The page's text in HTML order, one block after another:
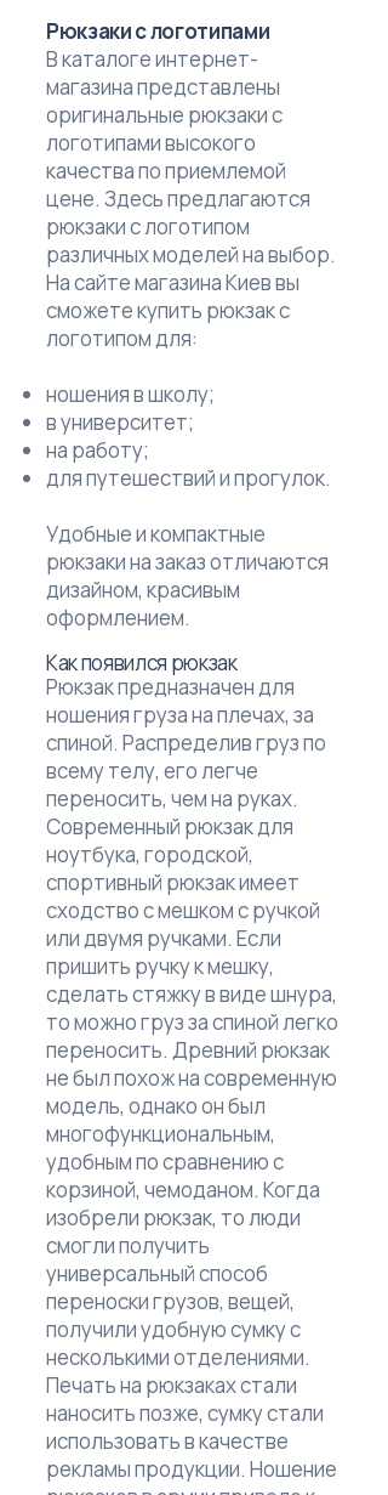
Рюкзаки с логотипами
В каталоге интернет-
магазина представлены
оригинальные рюкзаки с
логотипами высокого
качества по приемлемой
цене. Здесь предлагаются
рюкзаки с логотипом
различных моделей на выбор.
На сайте магазина Киев вы
сможете купить рюкзак с
логотипом для:
ношения в школу;
в университет;
на работу;
для путешествий и прогулок.
Удобные и компактные
рюкзаки на заказ отличаются
дизайном, красивым
оформлением.
Как появился рюкзак
Рюкзак предназначен для
ношения груза на плечах, за
спиной. Распределив груз по
всему телу, его легче
переносить, чем на руках.
Современный рюкзак для
ноутбука, городской,
спортивный рюкзак имеет
сходство с мешком с ручкой
или двумя ручками. Если
пришить ручку к мешку,
сделать стяжку в виде шнура,
то можно груз за спиной легко
переносить. Древний рюкзак
не был похож на современную
модель, однако он был
многофункциональным,
удобным по сравнению с
корзиной, чемоданом. Когда
изобрели рюкзак, то люди
смогли получить
универсальный способ
переноски грузов, вещей,
получили удобную сумку с
несколькими отделениями.
Печать на рюкзаках стали
наносить позже, сумку стали
использовать в качестве
рекламы продукции. Ношение